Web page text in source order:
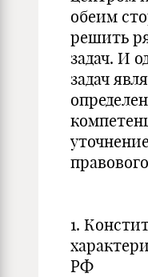
обеим
решить
задач. И
задач
1.
РФ